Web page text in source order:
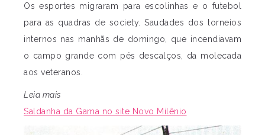
Os esportes migraram para escolinhas e o futebol
para as quadras de society. Saudades dos torneios
internos nas manhãs de domingo, que incendiavam
o campo grande com pés descalços, da molecada
aos veteranos.
Leia mais
Saldanha da Gama no site Novo Milênio